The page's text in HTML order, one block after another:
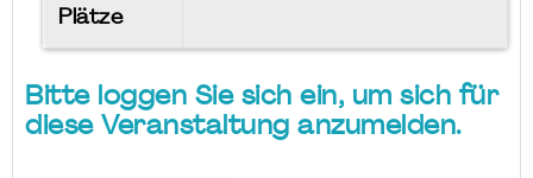
Plätze
Bitte loggen Sie sich ein, um sich für
diese Veranstaltung anzumelden.